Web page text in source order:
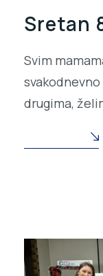
Sretan
Svim
drugima,